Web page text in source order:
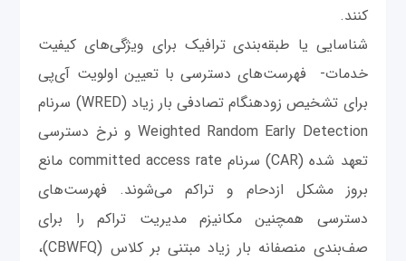
کنند.
شناسایی یا طبقه‌بندی ترافیک برای ویژگی‌های کیفیت
خدمات- فهرست‌های دسترسی با تعیین اولویت آی‌پی
برای تشخیص زودهنگام تصادفی بار زیاد (WRED) سرنام
Weighted Random Early Detection و نرخ دسترسی
تعهد شده (CAR) سرنام committed access rate مانع
بروز مشکل ازدحام و تراکم می‌شوند. فهرست‌های
دسترسی همچنین مکانیزم مدیریت تراکم را برای
صف‌بندی منصفانه بار زیاد مبتنی بر کلاس (CBWFQ)،